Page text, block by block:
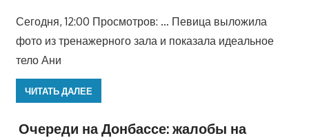
Сегодня, 12:00 Просмотров: … Певица выложила
фото из тренажерного зала и показала идеальное
тело Ани
ЧИТАТЬ ДАЛЕЕ
Очереди на Донбассе: жалобы на